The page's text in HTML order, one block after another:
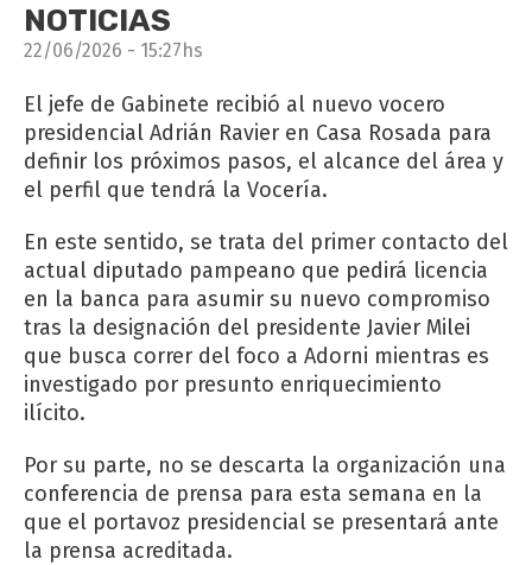
NOTICIAS
22/06/2026 - 15:27hs
El jefe de Gabinete recibió al nuevo vocero
presidencial Adrián Ravier en Casa Rosada para
definir los próximos pasos, el alcance del área y
el perfil que tendrá la Vocería.
En este sentido, se trata del primer contacto del
actual diputado pampeano que pedirá licencia
en la banca para asumir su nuevo compromiso
tras la designación del presidente Javier Milei
que busca correr del foco a Adorni mientras es
investigado por presunto enriquecimiento
ilícito.
Por su parte, no se descarta la organización una
conferencia de prensa para esta semana en la
que el portavoz presidencial se presentará ante
la prensa acreditada.